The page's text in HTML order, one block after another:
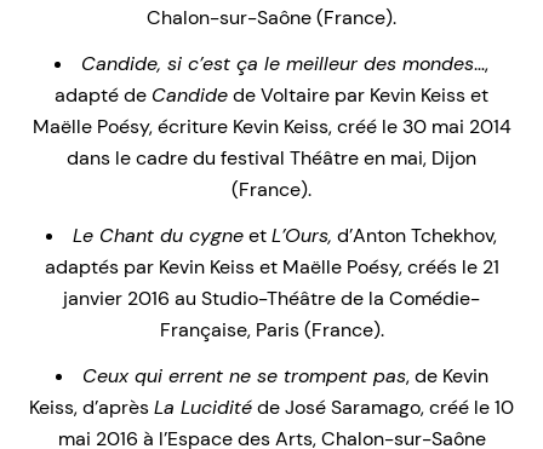
Chalon-sur-Saône (France).
Candide, si c’est ça le meilleur des mondes…,
adapté de Candidede Voltaire par Kevin Keiss et
Maëlle Poésy, écriture Kevin Keiss, créé le 30 mai 2014
dans le cadre du festival Théâtre en mai, Dijon
(France).
Le Chant du cygneetL’Ours, d’Anton Tchekhov,
adaptés par Kevin Keiss et Maëlle Poésy, créés le 21
janvier 2016 au Studio-Théâtre de la Comédie-
Française, Paris (France).
Ceux qui errent ne se trompent pas, de Kevin
Keiss, d’aprèsLa Luciditéde José Saramago, créé le 10
mai 2016 à l’Espace des Arts, Chalon-sur-Saône